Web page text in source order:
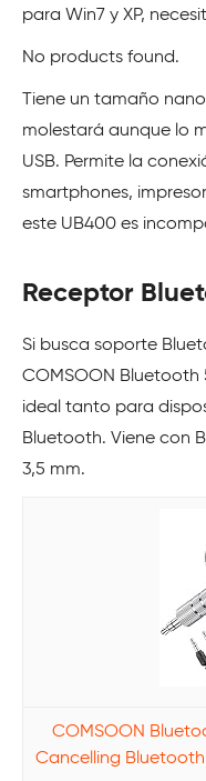
para Win7 y XP,
No products found.
Tiene un tamaño
molestará aunque lo
USB. Permite la
smartphones,
este UB400 es
Receptor
Si busca soporte
COMSOON Bluetooth
ideal tanto para
Bluetooth. Viene con
3,5 mm.
COMSOON
Cancelling